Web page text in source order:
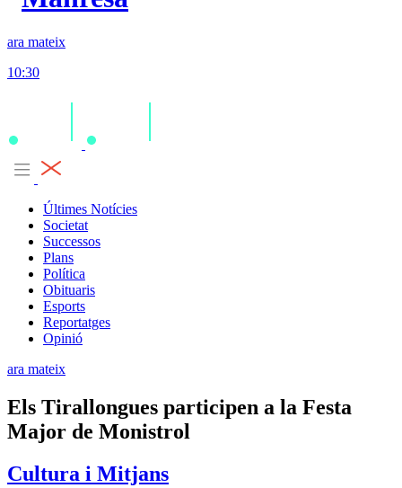
ara mateix
10:30
Últimes Notícies
Societat
Successos
Plans
Política
Obituaris
Esports
Reportatges
Opinió
ara mateix
Els Tirallongues participen a la Festa
Major de Monistrol
Cultura i Mitjans